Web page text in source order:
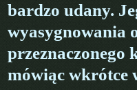
bardzo udany.
wyasygnowania
mówiąc wkrótce